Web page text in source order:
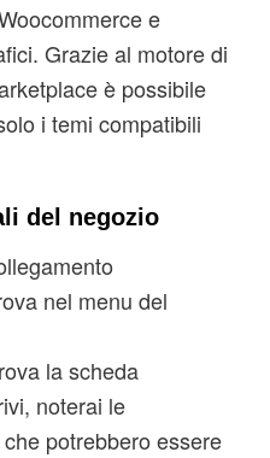
e
Grazie al motore di
è possibile
i temi compatibili
del negozio
nel menu del
la scheda
noterai le
potrebbero essere